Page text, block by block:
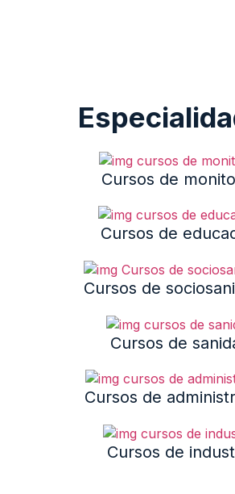
Cursos de
Cursos de
Cursos de
Cursos de
Cursos de
Cursos de